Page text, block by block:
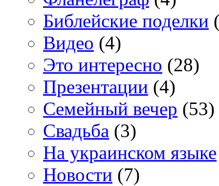
Библейские поделки
Видео (4)
Это интересно (28)
Презентации (4)
Семейный вечер (53)
Свадьба (3)
На украинском языке
Новости (7)